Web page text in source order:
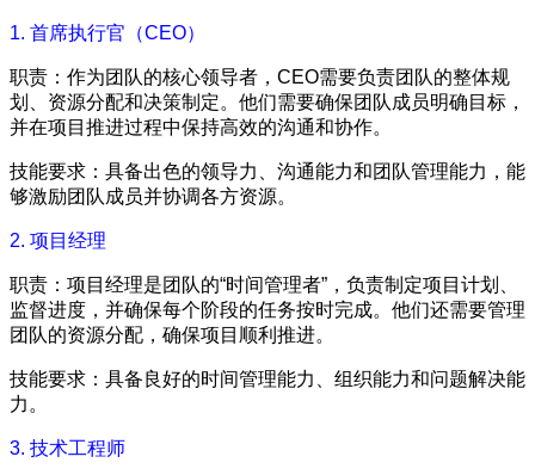
1. 首席执行官（CEO）
职责：作为团队的核心领导者，CEO需要负责团队的整体规
划、资源分配和决策制定。他们需要确保团队成员明确目标，
并在项目推进过程中保持高效的沟通和协作。
技能要求：具备出色的领导力、沟通能力和团队管理能力，能
够激励团队成员并协调各方资源。
2. 项目经理
职责：项目经理是团队的“时间管理者”，负责制定项目计划、
监督进度，并确保每个阶段的任务按时完成。他们还需要管理
团队的资源分配，确保项目顺利推进。
技能要求：具备良好的时间管理能力、组织能力和问题解决能
力。
3. 技术工程师